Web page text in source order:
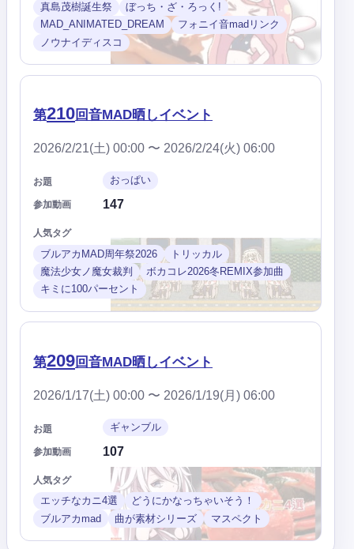
真島茂樹誕生祭
ぼっち・ざ・ろっく!
MAD_ANIMATED_DREAM
フォニイ音madリンク
ノウナイディスコ
第210回音MAD晒しイベント
2026/2/21(土) 00:00 〜 2026/2/24(火) 06:00
お題 おっぱい
参加動画 147
人気タグ
ブルアカMAD周年祭2026
トリッカル
魔法少女ノ魔女裁判
ボカコレ2026冬REMIX参加曲
キミに100パーセント
第209回音MAD晒しイベント
2026/1/17(土) 00:00 〜 2026/1/19(月) 06:00
お題 ギャンブル
参加動画 107
人気タグ
エッチなカニ4選
どうにかなっちゃいそう！
ブルアカmad
曲が素材シリーズ マスペクト